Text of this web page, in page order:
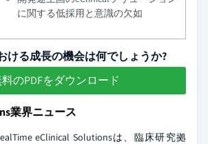
に関する低採用と意識の欠如
ける成長の機会は何でしょうか?
のPDFをダウンロード
業界ニュース
eClinical Solutionsは、臨床研究拠